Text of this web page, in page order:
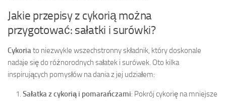
Jakie przepisy z cykorią można
przygotować: sałatki i surówki?
Cykoriato niezwykle wszechstronny składnik, który doskonale
nadaje się do różnorodnych sałatek i surówek. Oto kilka
inspirujących pomysłów na dania z jej udziałem:
Sałatka z cykorią i pomarańczami: Pokrój cykorię na mniejsze